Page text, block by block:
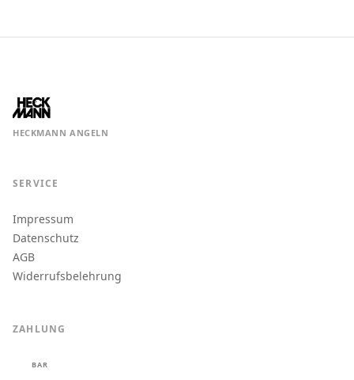
HECKMANN ANGELN
SERVICE
Impressum
Datenschutz
AGB
Widerrufsbelehrung
ZAHLUNG
BAR